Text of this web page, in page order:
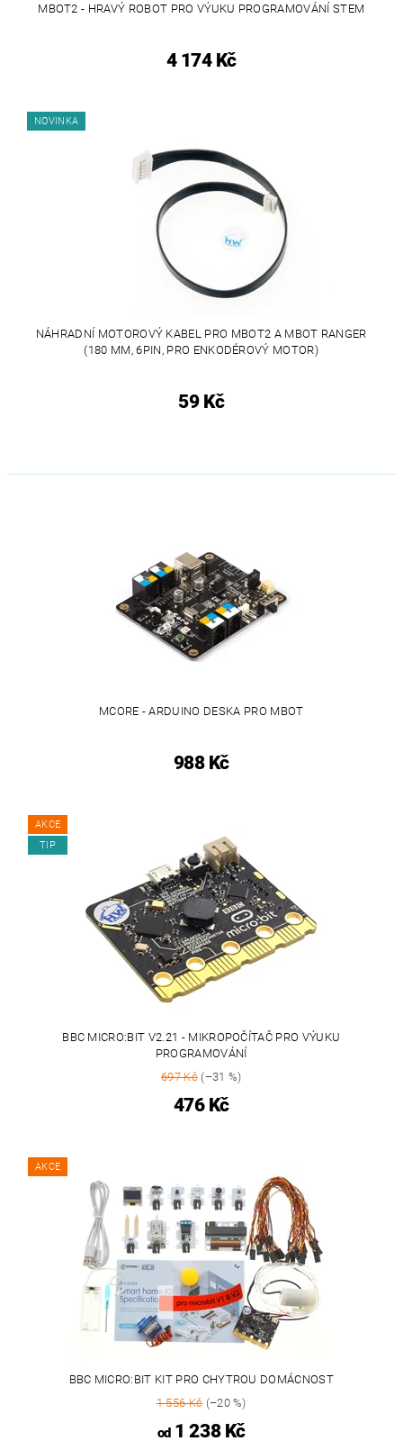
MBOT2 - HRAVÝ ROBOT PRO VÝUKU PROGRAMOVÁNÍ STEM
4 174 Kč
NOVINKA
NÁHRADNÍ MOTOROVÝ KABEL PRO MBOT2 A MBOT RANGER
(180 MM, 6PIN, PRO ENKODÉROVÝ MOTOR)
59 Kč
MCORE - ARDUINO DESKA PRO MBOT
988 Kč
AKCE
TIP
BBC MICRO:BIT V2.21 - MIKROPOČÍTAČ PRO VÝUKU
PROGRAMOVÁNÍ
697 Kč(–31 %)
476 Kč
AKCE
BBC MICRO:BIT KIT PRO CHYTROU DOMÁCNOST
1 556 Kč(–20 %)
od1 238 Kč